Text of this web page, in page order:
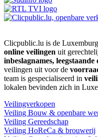
Clicpublic.lu is de
online veilingen uit
inbeslagnames, leegstaande
veilingen uit voor de
team is gespecialiseerd in
lokalen bevinden zich in
Veilingverkopen
Veiling Bouw & openbare
Veiling Gereedschap
Veiling HoReCa & brouwerij